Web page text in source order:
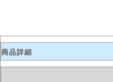
商品詳細